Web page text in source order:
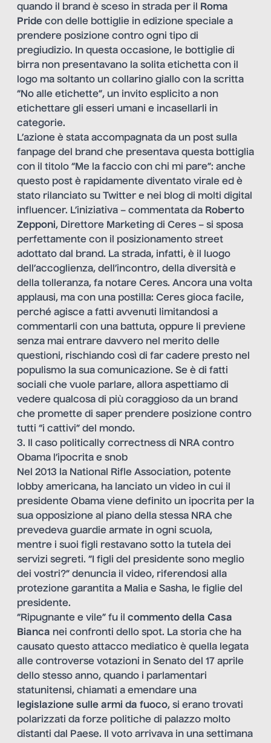
quando il brand è sceso in strada per il
Roma
Pride con delle bottiglie in edizione speciale a
prendere posizione contro ogni tipo di
pregiudizio. In questa occasione, le bottiglie di
birra non presentavano la solita etichetta con il
logo ma soltanto un collarino giallo con la scritta
“No alle etichette”, un invito esplicito a non
etichettare gli esseri umani e incasellarli in
categorie.
L’azione è stata accompagnata da un post sulla
fanpage del brand che presentava questa bottiglia
con il titolo “Me la faccio con chi mi pare”: anche
questo post è rapidamente diventato virale ed è
stato rilanciato su Twitter e nei blog di molti digital
influencer. L’iniziativa – commentata da Roberto
Zepponi, Direttore Marketing di Ceres – si sposa
perfettamente con il posizionamento street
adottato dal brand. La strada, infatti, è il luogo
dell’accoglienza, dell’incontro, della diversità e
della tolleranza, fa notare Ceres. Ancora una volta
applausi, ma con una postilla: Ceres gioca facile,
perché agisce a fatti avvenuti limitandosi a
commentarli con una battuta, oppure li previene
senza mai entrare davvero nel merito delle
questioni, rischiando così di far cadere presto nel
populismo la sua comunicazione. Se è di fatti
sociali che vuole parlare, allora aspettiamo di
vedere qualcosa di più coraggioso da un brand
che promette di saper prendere posizione contro
tutti “i cattivi” del mondo.
3. Il caso politically correctness di NRA contro
Obama l’ipocrita e snob
Nel 2013 la National Rifle Association, potente
lobby americana, ha lanciato un video in cui il
presidente Obama viene definito un ipocrita per la
sua opposizione al piano della stessa NRA che
prevedeva guardie armate in ogni scuola,
mentre i suoi figli restavano sotto la tutela dei
servizi segreti. “I figli del presidente sono meglio
dei vostri?” denuncia il video, riferendosi alla
protezione garantita a Malia e Sasha, le figlie del
presidente.
“Ripugnante e vile” fu il commento della Casa
Bianca nei confronti dello spot. La storia che ha
causato questo attacco mediatico è quella legata
alle controverse votazioni in Senato del 17 aprile
dello stesso anno, quando i parlamentari
statunitensi, chiamati a emendare una
legislazione sulle armi da fuoco, si erano trovati
polarizzati da forze politiche di palazzo molto
distanti dal Paese. Il voto arrivava in una settimana